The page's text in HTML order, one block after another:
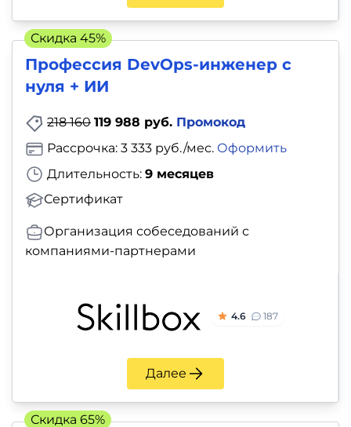
Профессия DevOps-инженер с
нуля + ИИ
218 160 119 988 руб. Промокод
Длительность: 9 месяцев
Сертификат
Рассрочка: 3 333 руб./мес. Оформить
Организация собеседований с
компаниями-партнерами
4.6 187
Далее
Скидка 45%
Скидка 65%